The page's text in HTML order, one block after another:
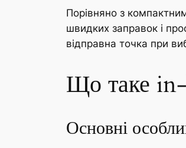
Порівняно з
швидких заправок і
відправна точка при
Що таке
Основні